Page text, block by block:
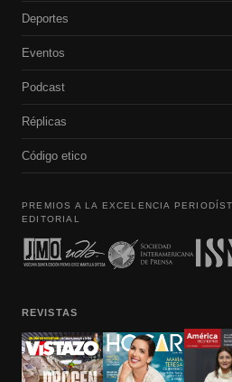
Deportes
Eventos
Podcast
Réplicas
Código etico
PREMIOS A LA EXCELENCIA
EDITORIAL
REVISTAS